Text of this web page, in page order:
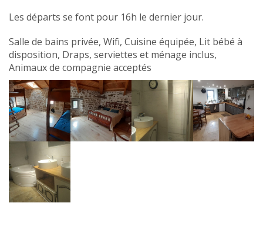
Les départs se font pour 16h le dernier jour.
Salle de bains privée, Wifi, Cuisine équipée, Lit bébé à
disposition, Draps, serviettes et ménage inclus,
Animaux de compagnie acceptés